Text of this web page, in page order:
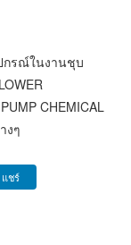
กรณ์ในงานชุบ
CHEMICAL
งๆ
แชร์